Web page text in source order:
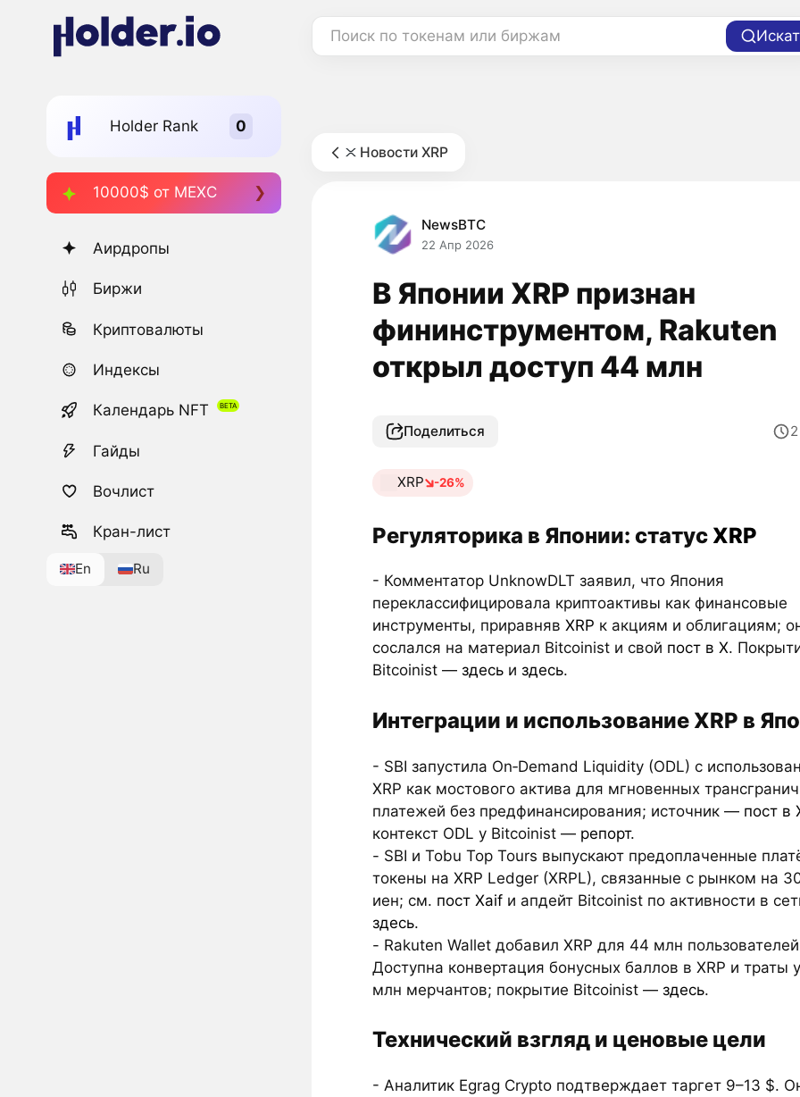
Поиск по токенам или биржам
Holder Rank
10000$ от MEXC
Аирдропы
Биржи
Криптовалюты
Индексы
Календарь NFT
Гайды
Вочлист
Кран-лист
En Ru
Новости XRP
NewsBTC
22 Апр 2026
В Японии XRP признан
фининструментом, Rakuten
открыл доступ 44 млн
Поделиться
XRP -26%
Регуляторика в Японии: статус XRP
- Комментатор UnknowDLT заявил, что Япония
переклассифицировала криптоактивы как финансовые
инструменты, приравняв XRP к акциям и облигациям;
сослался на материал Bitcoinist и свой пост в X.
Bitcoinist — здесь и здесь.
Интеграции и использование XRP в
- SBI запустила On‑Demand Liquidity (ODL) с
XRP как мостового актива для мгновенных
платежей без предфинансирования; источник — пост в
контекст ODL у Bitcoinist — репорт.
- SBI и Tobu Top Tours выпускают предоплаченные
токены на XRP Ledger (XRPL), связанные с рынком на
иен; см. пост Xaif и апдейт Bitcoinist по активности в
здесь.
- Rakuten Wallet добавил XRP для 44 млн
Доступна конвертация бонусных баллов в XRP и траты
млн мерчантов; покрытие Bitcoinist — здесь.
Технический взгляд и ценовые цели
- Аналитик Egrag Crypto подтверждает таргет 9–13 $.